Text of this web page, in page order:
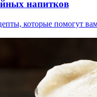
напитков
которые помогут